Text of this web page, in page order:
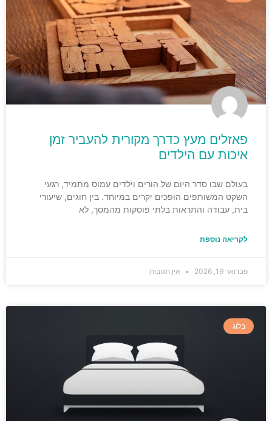
פאזלים מעץ כדרך מקורית להעביר זמן
איכות עם הילדים
בעולם שבו סדר היום של הורים וילדים עמוס מתמיד, רגעי
השקט המשותפים הופכים יקרים במיוחד. בין חוגים, שיעורי
בית, עבודה והתראות בלתי פוסקות מהמסך, לא
לקריאה נוספת
פברואר 19, 2026 אין תגובות
בלוג